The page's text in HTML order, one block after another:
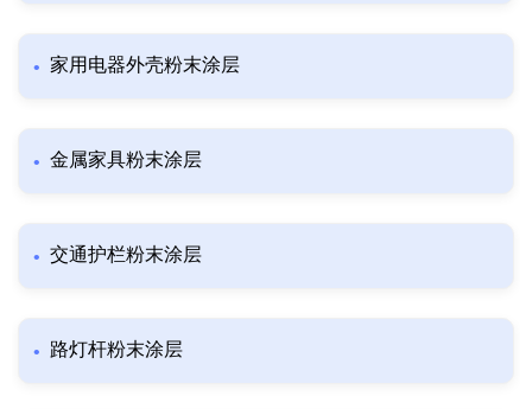
家用电器外壳粉末涂层
金属家具粉末涂层
交通护栏粉末涂层
路灯杆粉末涂层